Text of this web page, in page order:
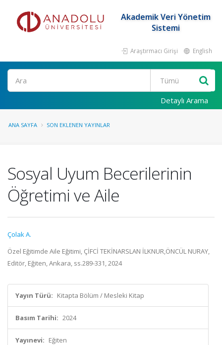
Akademik Veri Yönetim
Sistemi
Araştırmacı Girişi English
Ara
Detaylı Arama
ANA SAYFA SON EKLENEN YAYINLAR
Sosyal Uyum Becerilerinin
Öğretimi ve Aile
Çolak A.
Özel Eğitimde Aile Eğitimi, ÇİFCİ TEKİNARSLAN İLKNUR,ÖNCÜL NURAY,
Editör, Eğiten, Ankara, ss.289-331, 2024
Yayın Türü: Kitapta Bölüm / Mesleki Kitap
Basım Tarihi: 2024
Yayınevi: Eğiten